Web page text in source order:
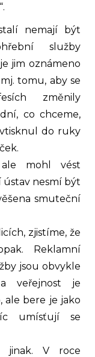
nemají být
služby
jim oznámeno
tomu, aby se
změnily
co chceme,
do ruky
mohl vést
ústav nesmí být
smuteční
zjistíme, že
Reklamní
jsou obvykle
veřejnost je
ale bere je jako
umísťují se
jinak. V roce